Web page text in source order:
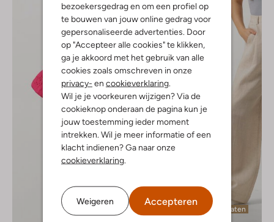
bezoekersgedrag en om een profiel op
te bouwen van jouw online gedrag voor
gepersonaliseerde advertenties. Door
op "Accepteer alle cookies" te klikken,
ga je akkoord met het gebruik van alle
cookies zoals omschreven in onze
privacy- en cookieverklaring.
Wil je je voorkeuren wijzigen? Via de
cookieknop onderaan de pagina kun je
jouw toestemming ieder moment
intrekken. Wil je meer informatie of een
klacht indienen? Ga naar onze
cookieverklaring.
Weigeren Accepteren
Laatste maten